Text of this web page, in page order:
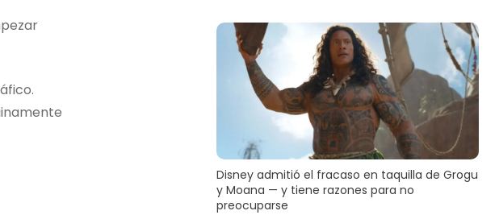
Disney admitió el fracaso en taquilla de Grogu
y Moana — y tiene razones para no
preocuparse